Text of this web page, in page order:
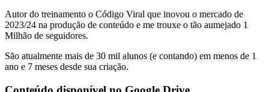
Autor do treinamento o Código Viral que inovou o mercado de
2023/24 na produção de conteúdo e me trouxe o tão aumejado 1
Milhão de seguidores.
São atualmente mais de 30 mil alunos (e contando) em menos de 1
ano e 7 meses desde sua criação.